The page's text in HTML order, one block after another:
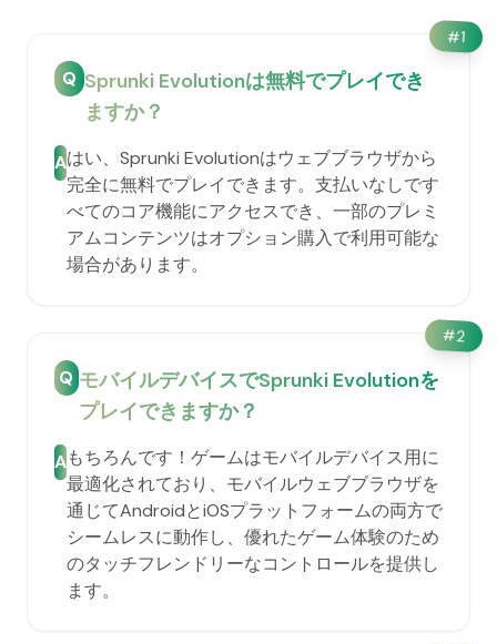
#1
Q Sprunki Evolutionは無料でプレイでき
ますか？
Aはい、Sprunki Evolutionはウェブブラウザから
完全に無料でプレイできます。支払いなしです
べてのコア機能にアクセスでき、一部のプレミ
アムコンテンツはオプション購入で利用可能な
場合があります。
#2
Q モバイルデバイスでSprunki Evolutionを
プレイできますか？
Aもちろんです！ゲームはモバイルデバイス用に
最適化されており、モバイルウェブブラウザを
通じてAndroidとiOSプラットフォームの両方で
シームレスに動作し、優れたゲーム体験のため
のタッチフレンドリーなコントロールを提供し
ます。